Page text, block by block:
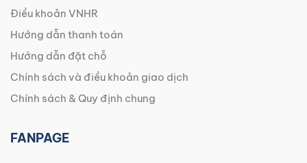
Điều khoản VNHR
Hướng dẫn thanh toán
Hướng dẫn đặt chỗ
Chính sách và điều khoản giao dịch
Chính sách & Quy định chung
FANPAGE